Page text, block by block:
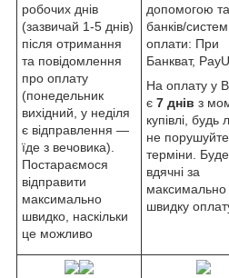
робочих днів
(зазвичай 1-5 днів)
після отримання
та повідомлення
про оплату
(понедельник
вихідний, у неділя
є відправлення —
їде з вечовика).
Постараємося
відправити
максимально
швидко, наскільки
це можливо
допомогою
банків/систем
оплати: При
Банкват, PayU.
На оплату у
є 7 днів з
купівлі, будь
не порушуйте
терміни.
вдячні за
максимально
швидку